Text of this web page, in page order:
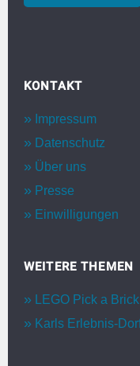
KONTAKT
Impressum
Datenschutz
Über uns
Presse
Einwilligungen
WEITERE THEMEN
LEGO Pick a
Karls Erlebnis-